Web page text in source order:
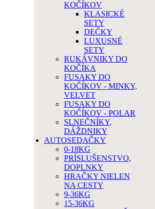
KOČÍKOV
KLASICKÉ
SETY
DEČKY
LUXUSNÉ
SETY
RUKÁVNIKY DO
KOČÍKA
FUSAKY DO
KOČÍKOV - MINKY,
VELVET
FUSAKY DO
KOČÍKOV - POLAR
SLNEČNÍKY,
DÁŽDNIKY
AUTOSEDAČKY
0-18KG
PRÍSLUŠENSTVO,
DOPLNKY
HRAČKY NIELEN
NA CESTY
9-36KG
15-36KG